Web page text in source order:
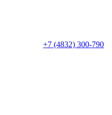
+7 (4832) 300-790